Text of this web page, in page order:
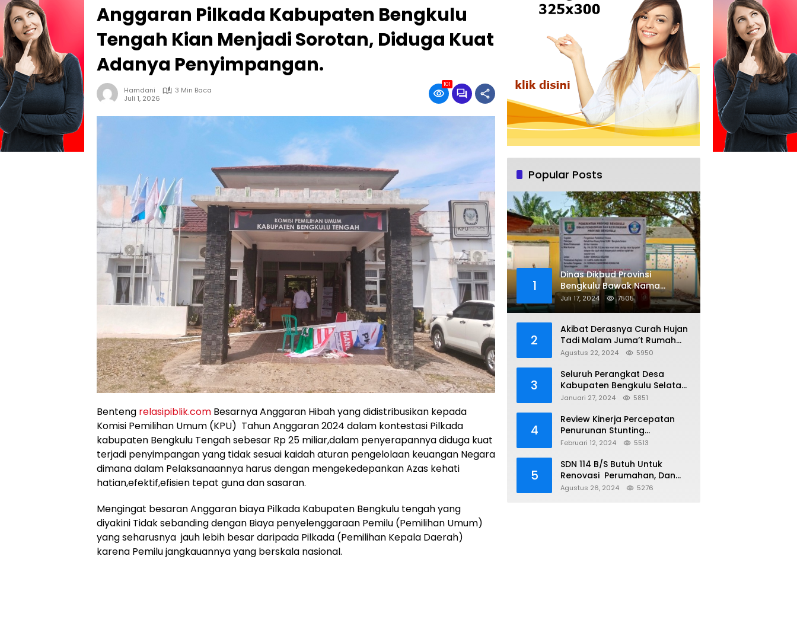
Anggaran Pilkada Kabupaten Bengkulu
Tengah Kian Menjadi Sorotan, Diduga Kuat
Adanya Penyimpangan.
Hamdani
3 Min Baca
Juli 1, 2026
101
Benteng relasipiblik.com Besarnya Anggaran Hibah yang didistribusikan kepada
Komisi Pemilihan Umum (KPU) Tahun Anggaran 2024 dalam kontestasi Pilkada
kabupaten Bengkulu Tengah sebesar Rp 25 miliar,dalam penyerapannya diduga kuat
terjadi penyimpangan yang tidak sesuai kaidah aturan pengelolaan keuangan Negara
dimana dalam Pelaksanaannya harus dengan mengekedepankan Azas kehati
hatian,efektif,efisien tepat guna dan sasaran.
Mengingat besaran Anggaran biaya Pilkada Kabupaten Bengkulu tengah yang
diyakini Tidak sebanding dengan Biaya penyelenggaraan Pemilu (Pemilihan Umum)
yang seharusnya jauh lebih besar daripada Pilkada (Pemilihan Kepala Daerah)
karena Pemilu jangkauannya yang berskala nasional.
Popular Posts
1
Dinas Dikbud Provinsi
Bengkulu Bawak Nama
Lembaga Kejaksaan Di Obral
Di Papan Nama Proyek, Ada
Juli 17, 2024 7505
2
Akibat Derasnya Curah Hujan
Tadi Malam Juma’t Rumah
Warga Tenggelam Mencapai
Agustus 22, 2024 5950
3
Seluruh Perangkat Desa
Kabupaten Bengkulu Selatan
Telah Terima NIPD
Januari 27, 2024 5851
4
Review Kinerja Percepatan
Penurunan Stunting
Kabupaten Bengkulu Selatan
Februari 12, 2024 5513
5
SDN 114 B/S Butuh Untuk
Renovasi Perumahan, Dan
Sumur, Yang Sudah Tidak
Agustus 26, 2024 5276